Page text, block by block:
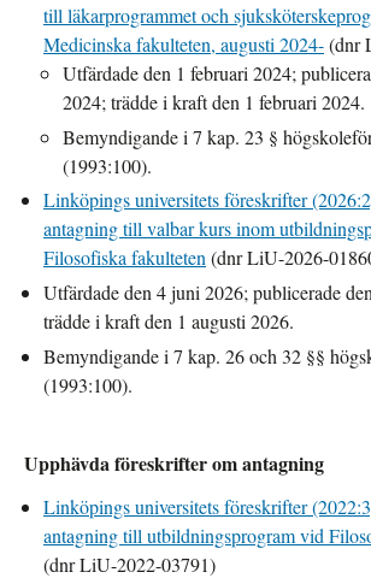
till läkarprogrammet och
Medicinska fakulteten, augusti 2024-(dnr
Utfärdade den 1 februari 2024;
2024; trädde i kraft den 1 februari 2024.
Bemyndigande i 7 kap. 23 §
(1993:100).
Linköpings universitets föreskrifter
antagning till valbar kurs inom
Filosofiska fakulteten(dnr LiU-2026-
Utfärdade den 4 juni 2026; publicerade
trädde i kraft den 1 augusti 2026.
Bemyndigande i 7 kap. 26 och 32 §§
(1993:100).
Upphävda föreskrifter om antagning
Linköpings universitets föreskrifter
antagning till utbildningsprogram vid
(dnr LiU-2022-03791)